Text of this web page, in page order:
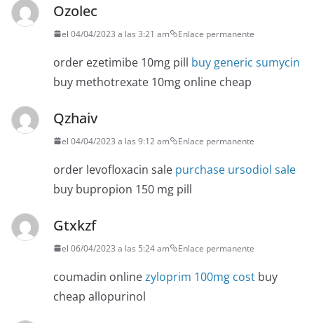
Ozolec
el 04/04/2023 a las 3:21 am Enlace permanente
order ezetimibe 10mg pill buy generic sumycin
buy methotrexate 10mg online cheap
Qzhaiv
el 04/04/2023 a las 9:12 am Enlace permanente
order levofloxacin sale purchase ursodiol sale
buy bupropion 150 mg pill
Gtxkzf
el 06/04/2023 a las 5:24 am Enlace permanente
coumadin onlinezyloprim 100mg cost buy
cheap allopurinol